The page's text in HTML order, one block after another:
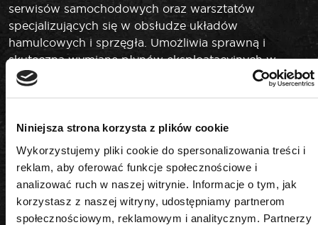
Niniejsza strona korzysta z plików cookie
Wykorzystujemy pliki cookie do spersonalizowania treści i
reklam, aby oferować funkcje społecznościowe i
analizować ruch w naszej witrynie. Informacje o tym, jak
korzystasz z naszej witryny, udostępniamy partnerom
społecznościowym, reklamowym i analitycznym. Partnerzy
serwisów samochodowych oraz warsztatów
specjalizujących się w obsłudze układów
hamulcowych i sprzęgła. Umożliwia sprawną i
skuteczną wymianę płynów eksploatacyjnych w
szerokiej gamie pojazdów.
Wybierając urządzenie do wymiany płynu
hamulcowego i hydraulicznego OK-02.0452 marki
ROOKS, inwestujesz w trwałość, Bezpieczeństwo i
komfort użytkowania każdego dnia. Każdy zestaw
przechodzi rygorystyczne testy jakości, co
gwarantuje niezawodność nawet w najbardziej